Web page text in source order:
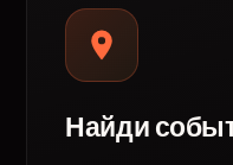
Найди